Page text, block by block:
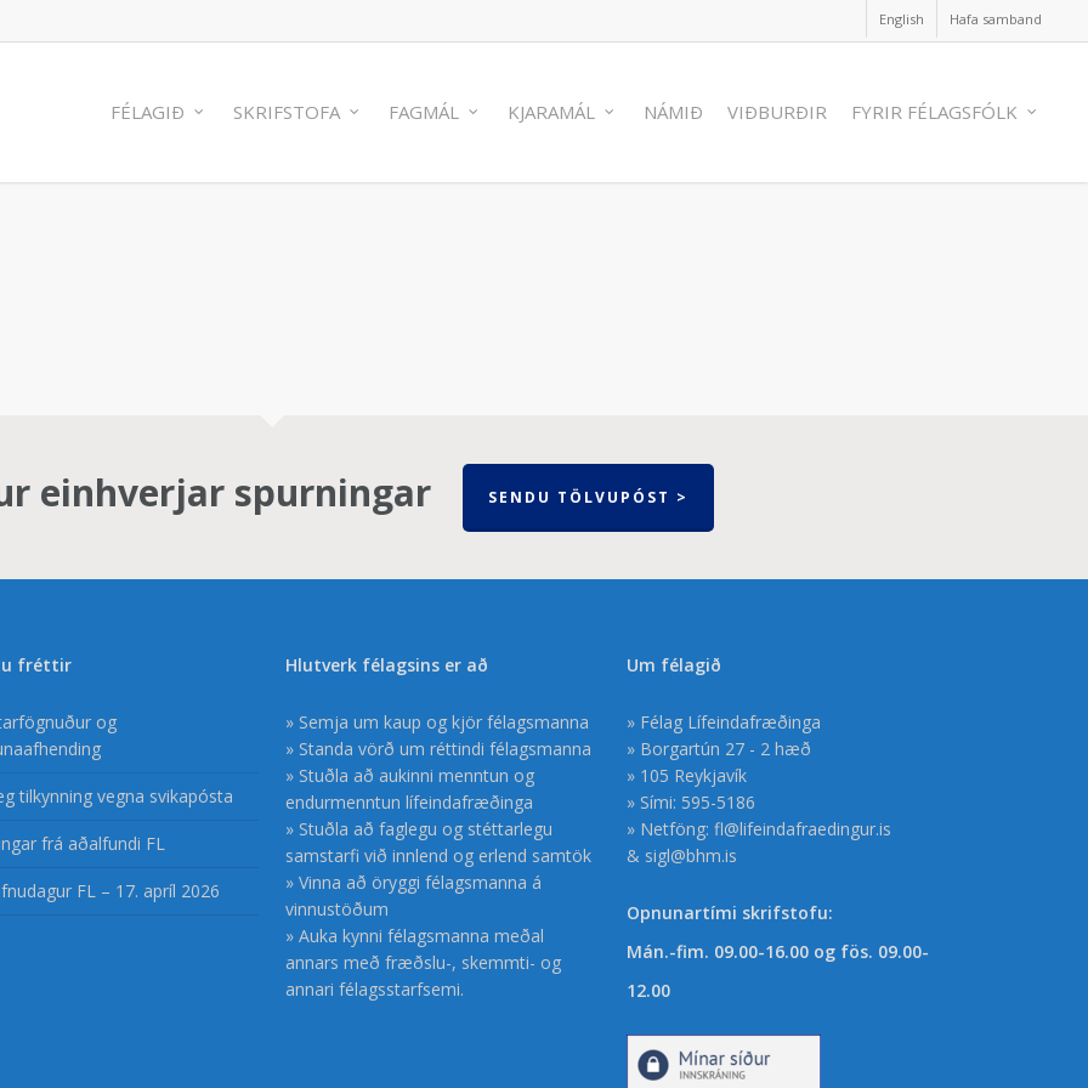
English Hafa samband
FÉLAGIÐ SKRIFSTOFA FAGMÁL KJARAMÁL NÁMIÐ VIÐBURÐIR FYRIR FÉLAGSFÓLK
einhverjar spurningar SENDU TÖLVUPÓST >
fréttir
og
tilkynning vegna svikapósta
frá aðalfundi FL
FL – 17. apríl 2026
Hlutverk félagsins er að
» Semja um kaup og kjör félagsmanna
» Standa vörð um réttindi félagsmanna
» Stuðla að aukinni menntun og
endurmenntun lífeindafræðinga
» Stuðla að faglegu og stéttarlegu
samstarfi við innlend og erlend samtök
» Vinna að öryggi félagsmanna á
vinnustöðum
» Auka kynni félagsmanna meðal
annars með fræðslu-, skemmti- og
annari félagsstarfsemi.
Um félagið
» Félag Lífeindafræðinga
» Borgartún 27 - 2 hæð
» 105 Reykjavík
» Sími: 595-5186
» Netföng: fl@lifeindafraedingur.is
& sigl@bhm.is
Opnunartími skrifstofu:
Mán.-fim. 09.00-16.00 og fös. 09.00-
12.00